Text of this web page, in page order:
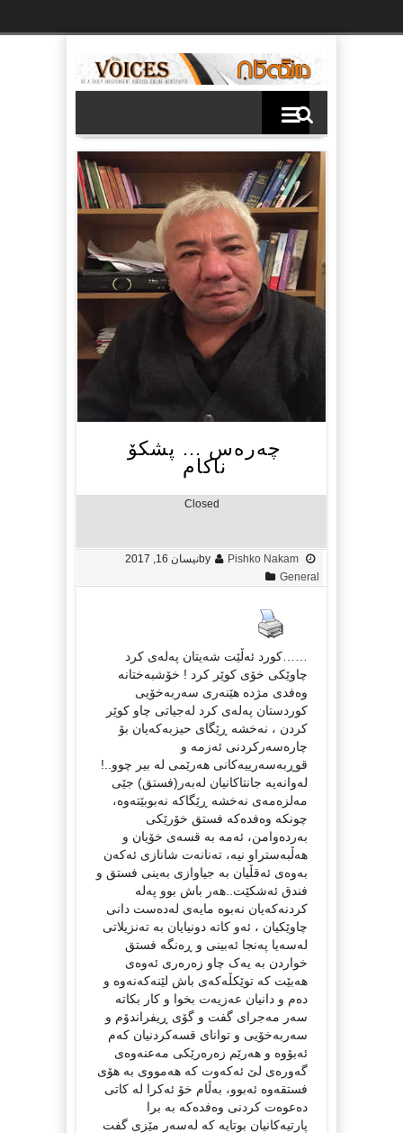
چەرەس … پشکۆ
ناکام
Closed
by Pishko Nakam
نیسان 16, 2017
General
……کورد ئەڵێت شەیتان پەلەی کرد
چاوێکی خۆی کوێر کرد ! خۆشبەختانە
وەفدی مژدە هێنەری سەربەخۆیی
کوردستان پەلەی کرد لەجیاتی چاو کوێر
کردن ، نەخشە ڕێگای حیزبەکەیان بۆ
چارەسەرکردنی ئەزمە و
قوڕبەسەرییەکانی هەرێمی لە بیر چوو..!
لەوانەیە جانتاکانیان لەبەر(فستق) جێی
مەلزەمەی نەخشە ڕێگاکە نەبوبێتەوە،
چونکە وەفدەکە فستق خۆرێکی
بەردەوامن، ئەمە بە قسەی خۆیان و
هەڵبەستراو نیە، تەنانەت شانازی ئەکەن
بەوەی ئەقڵیان بە جیاوازی بەینی فستق و
فندق ئەشکێت..هەر باش بوو پەلە
کردنەکەیان نەبوە مایەی لەدەست دانی
چاوێکیان ، ئەو کاتە دونیایان بە تەنزیلاتی
لەسەیا پەنجا ئەبینی و ڕەنگە فستق
خواردن بە یەک چاو زەرەری ئەوەی
هەبێت کە توێکڵەکەی باش لێنەکەنەوە و
دەم و دانیان عەزیەت بخوا و کار بکاتە
سەر مەجرای گفت و گۆی ڕیفراندۆم و
سەربەخۆیی و توانای قسەکردنیان کەم
ئەبۆوە و هەرێم زەرەرێکی مەعنەوەی
گەورەی لێ ئەکەوت کە هەمووی بە هۆی
فستقەوە ئەبوو، بەڵام خۆ ئەکرا لە کاتی
دەعوەت کردنی وەفدەکە بە برا
پارتیەکانیان بوتایە کە لەسەر مێزی گفت